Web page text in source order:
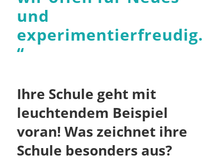
und
experimentierfreudig.
“
Ihre Schule geht mit
leuchtendem Beispiel
voran! Was zeichnet ihre
Schule besonders aus?